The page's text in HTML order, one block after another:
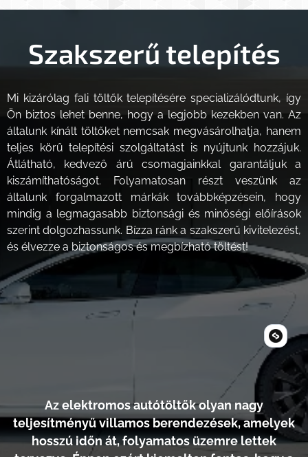
Szakszerű telepítés
Mi kizárólag fali töltők telepítésére specializálódtunk, így
Ön biztos lehet benne, hogy a legjobb kezekben van. Az
általunk kínált töltőket nemcsak megvásárolhatja, hanem
teljes körű telepítési szolgáltatást is nyújtunk hozzájuk.
Átlátható, kedvező árú csomagjainkkal garantáljuk a
kiszámíthatóságot. Folyamatosan részt veszünk az
általunk forgalmazott márkák továbbképzésein, hogy
mindig a legmagasabb biztonsági és minőségi előírások
szerint dolgozhassunk. Bízza ránk a szakszerű kivitelezést,
és élvezze a biztonságos és megbízható töltést!
Az elektromos autótöltők olyan nagy
teljesítményű villamos berendezések, amelyek
hosszú időn át, folyamatos üzemre lettek